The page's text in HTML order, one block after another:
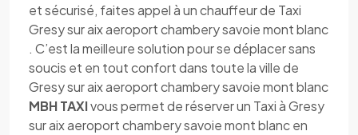
et sécurisé, faites appel à un chauffeur de Taxi
Gresy sur aix aeroport chambery savoie mont blanc
. C’est la meilleure solution pour se déplacer sans
soucis et en tout confort dans toute la ville de
Gresy sur aix aeroport chambery savoie mont blanc
MBH TAXIvous permet de réserver un Taxi à Gresy
sur aix aeroport chambery savoie mont blanc en